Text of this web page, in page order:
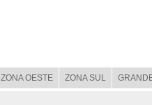
ZONA OESTE ZONA SUL